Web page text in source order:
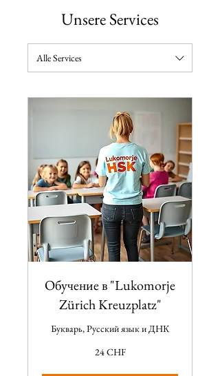
Unsere Services
Alle Services
Обучение в "Lukomorje
Zürich Kreuzplatz"
Букварь, Русский язык и ДНК
24 CHF